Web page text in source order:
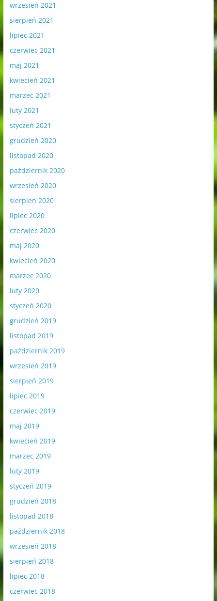
wrzesień 2021
sierpień 2021
lipiec 2021
czerwiec 2021
maj 2021
kwiecień 2021
marzec 2021
luty 2021
styczeń 2021
grudzień 2020
listopad 2020
październik 2020
wrzesień 2020
sierpień 2020
lipiec 2020
czerwiec 2020
maj 2020
kwiecień 2020
marzec 2020
luty 2020
styczeń 2020
grudzień 2019
listopad 2019
październik 2019
wrzesień 2019
sierpień 2019
lipiec 2019
czerwiec 2019
maj 2019
kwiecień 2019
marzec 2019
luty 2019
styczeń 2019
grudzień 2018
listopad 2018
październik 2018
wrzesień 2018
sierpień 2018
lipiec 2018
czerwiec 2018